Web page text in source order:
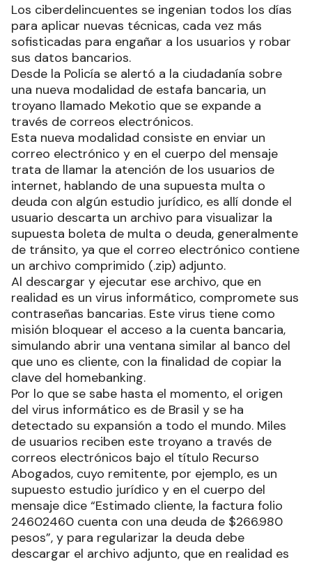
Los ciberdelincuentes se ingenian todos los días
para aplicar nuevas técnicas, cada vez más
sofisticadas para engañar a los usuarios y robar
sus datos bancarios.
Desde la Policía se alertó a la ciudadanía sobre
una nueva modalidad de estafa bancaria, un
troyano llamado Mekotio que se expande a
través de correos electrónicos.
Esta nueva modalidad consiste en enviar un
correo electrónico y en el cuerpo del mensaje
trata de llamar la atención de los usuarios de
internet, hablando de una supuesta multa o
deuda con algún estudio jurídico, es allí donde el
usuario descarta un archivo para visualizar la
supuesta boleta de multa o deuda, generalmente
de tránsito, ya que el correo electrónico contiene
un archivo comprimido (.zip) adjunto.
Al descargar y ejecutar ese archivo, que en
realidad es un virus informático, compromete sus
contraseñas bancarias. Este virus tiene como
misión bloquear el acceso a la cuenta bancaria,
simulando abrir una ventana similar al banco del
que uno es cliente, con la finalidad de copiar la
clave del homebanking.
Por lo que se sabe hasta el momento, el origen
del virus informático es de Brasil y se ha
detectado su expansión a todo el mundo. Miles
de usuarios reciben este troyano a través de
correos electrónicos bajo el título Recurso
Abogados, cuyo remitente, por ejemplo, es un
supuesto estudio jurídico y en el cuerpo del
mensaje dice “Estimado cliente, la factura folio
24602460 cuenta con una deuda de $266.980
pesos”, y para regularizar la deuda debe
descargar el archivo adjunto, que en realidad es